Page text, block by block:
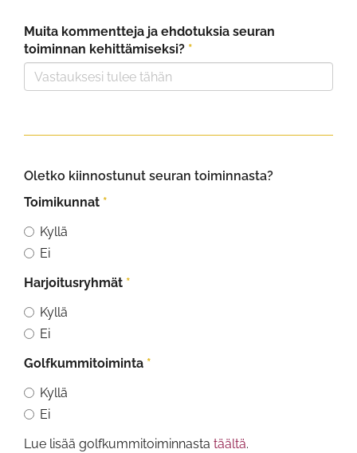
Muita kommentteja ja ehdotuksia seuran
toiminnan kehittämiseksi? *
Oletko kiinnostunut seuran toiminnasta?
Toimikunnat *
Kyllä
Ei
Harjoitusryhmät *
Kyllä
Ei
Golfkummitoiminta *
Kyllä
Ei
Lue lisää golfkummitoiminnasta täältä.